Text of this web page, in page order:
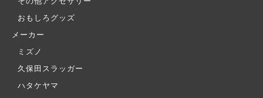
おもしろグッズ
メーカー
ミズノ
久保田スラッガー
ハタケヤマ